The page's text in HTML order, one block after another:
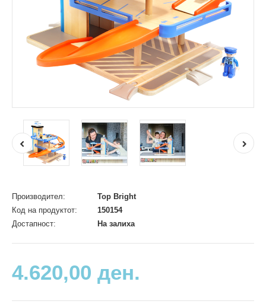
Производител:
Top Bright
Код на продуктот:
150154
Достапност:
На залиха
4.620,00 ден.